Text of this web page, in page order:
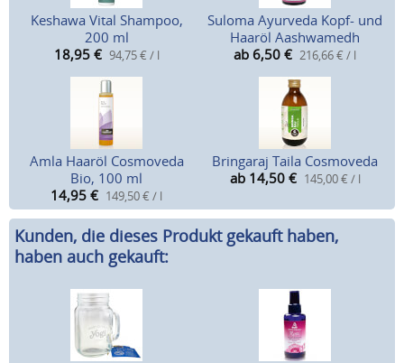
Keshawa Vital Shampoo,
200 ml
18,95 € 94,75 € / l
Suloma Ayurveda Kopf- und
Haaröl Aashwamedh
ab 6,50 € 216,66 € / l
Amla Haaröl Cosmoveda
Bio, 100 ml
14,95 € 149,50 € / l
Bringaraj Taila Cosmoveda
ab 14,50 € 145,00 € / l
Kunden, die dieses Produkt gekauft haben,
haben auch gekauft: